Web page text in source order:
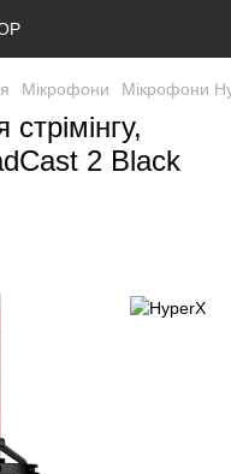
Мікрофони Мікрофони
2 Black